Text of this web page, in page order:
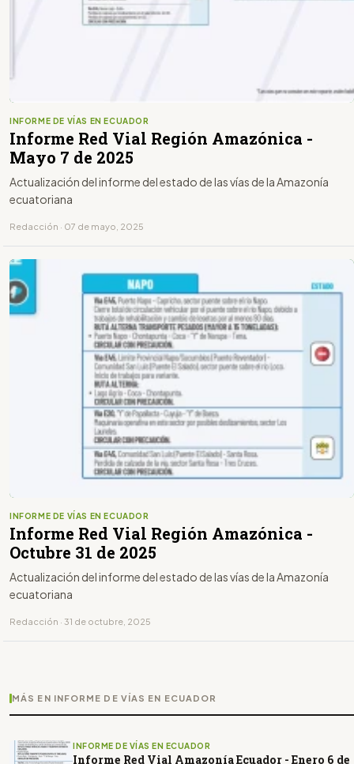
INFORME DE VÍAS EN ECUADOR
Informe Red Vial Región Amazónica -
Mayo 7 de 2025
Actualización del informe del estado de las vías de la Amazonía
ecuatoriana
Redacción · 07 de mayo, 2025
INFORME DE VÍAS EN ECUADOR
Informe Red Vial Región Amazónica -
Octubre 31 de 2025
Actualización del informe del estado de las vías de la Amazonía
ecuatoriana
Redacción · 31 de octubre, 2025
MÁS EN INFORME DE VÍAS EN ECUADOR
INFORME DE VÍAS EN ECUADOR
Informe Red Vial Amazonía Ecuador - Enero 6 de